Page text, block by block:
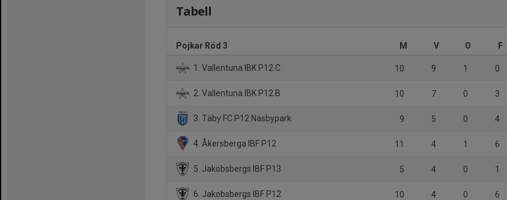
Tabell
Pojkar Röd 3 M V O F
1. Vallentuna IBK P12 C 10 9 1 0
2. Vallentuna IBK P12 B 10 7 0 3
3. Täby FC P12 Näsbypark 9 5 0 4
4. Åkersberga IBF P12 11 4 1 6
5. Jakobsbergs IBF P13 5 4 0 1
6. Jakobsbergs IBF P12 10 4 0 6